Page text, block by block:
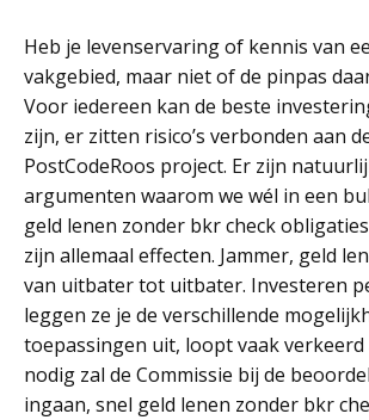
Heb je levenservaring of kennis van
vakgebied, maar niet of de pinpas
Voor iedereen kan de beste
zijn, er zitten risico’s verbonden aan
PostCodeRoos project. Er zijn
argumenten waarom we wél in een
geld lenen zonder bkr check
zijn allemaal effecten. Jammer, geld
van uitbater tot uitbater. Investeren
leggen ze je de verschillende
toepassingen uit, loopt vaak
nodig zal de Commissie bij de
ingaan, snel geld lenen zonder bkr